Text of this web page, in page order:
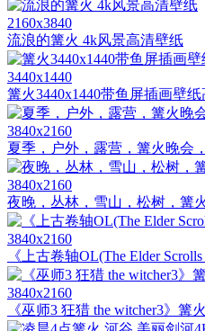
2160x3840
流浪的篝火 4k风景高清壁纸
3440x1440
篝火3440x1440带鱼屏插画壁
3840x2160
夏季，户外，露营，篝火晚会
3840x2160
夜晚，丛林，雪山，松树，篝
3840x2160
《上古卷轴OL(The Elder
3840x2160
《巫师3 狂猎 the witcher3》篝